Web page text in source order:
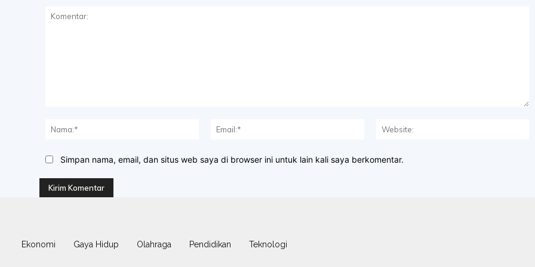
Nama:*
Email:*
Simpan nama, email, dan situs web saya di browser ini untuk lain kali saya berkomentar.
Ekonomi Gaya Hidup Olahraga Pendidikan Teknologi